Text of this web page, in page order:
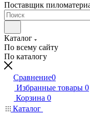
Поставщик
Каталог
По всему сайту
По каталогу
Сравнение0
Избранные товары 0
Корзина 0
Каталог